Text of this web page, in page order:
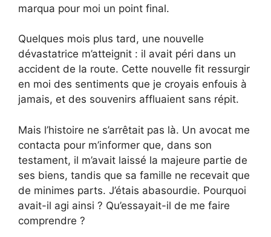
marqua pour moi un point final.
Quelques mois plus tard, une nouvelle
dévastatrice m’atteignit : il avait péri dans un
accident de la route. Cette nouvelle fit ressurgir
en moi des sentiments que je croyais enfouis à
jamais, et des souvenirs affluaient sans répit.
Mais l’histoire ne s’arrêtait pas là. Un avocat me
contacta pour m’informer que, dans son
testament, il m’avait laissé la majeure partie de
ses biens, tandis que sa famille ne recevait que
de minimes parts. J’étais abasourdie. Pourquoi
avait-il agi ainsi ? Qu’essayait-il de me faire
comprendre ?